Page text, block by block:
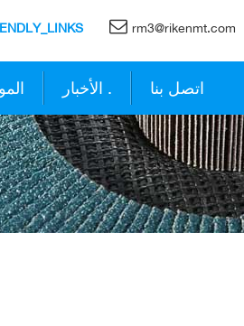
rm3@rikenmt.com
الأخبار . اتصل بنا